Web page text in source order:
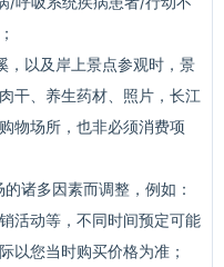
，以及岸上景点参观时，景
干、养生药材、照片，长江
物场所，也非必须消费项
诸多因素而调整，例如：
活动等，不同时间预定可能
以您当时购买价格为准；